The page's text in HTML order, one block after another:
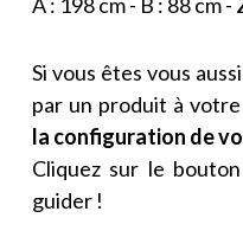
Si vous êtes vous
par un produit à votre
la configuration de
Cliquez sur le
guider !